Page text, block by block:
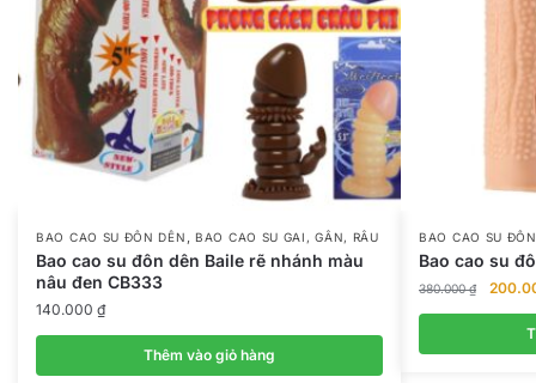
BAO CAO SU ĐÔN DÊN ,BAO CAO SU GAI, GÂN, RÂU
Bao cao su đôn dên Baile rẽ nhánh màu
nâu đen CB333
140.000 ₫
Thêm vào giỏ hàng
BAO CAO SU
Bao cao su
380.000₫
Giá